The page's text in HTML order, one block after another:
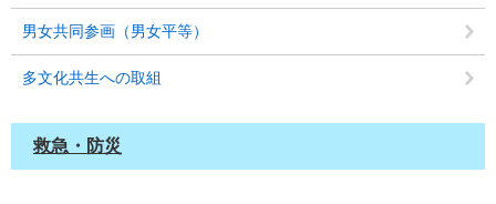
男女共同参画（男女平等）
多文化共生への取組
救急・防災